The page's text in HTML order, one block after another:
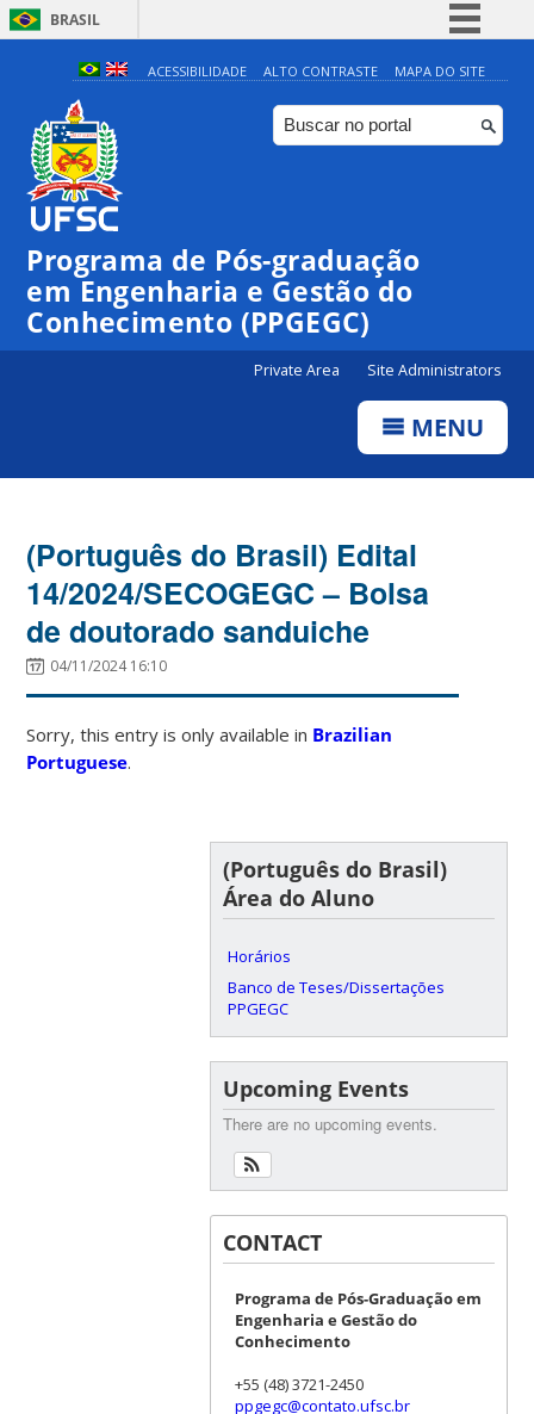
BRASIL
Simplifique!
Comunica BR
Participe
Canais
ACESSIBILIDADE ALTO CONTRASTE MAPA DO SITE
Programa de Pós-graduação
em Engenharia e Gestão do
Conhecimento (PPGEGC)
Private Area Site Administrators
MENU
(Português do Brasil) Edital
14/2024/SECOGEGC – Bolsa
de doutorado sanduiche
04/11/2024 16:10
Sorry, this entry is only available in Brazilian
Portuguese.
(Português do Brasil)
Área do Aluno
Horários
Banco de Teses/Dissertações
PPGEGC
Upcoming Events
There are no upcoming events.
CONTACT
Programa de Pós-Graduação em
Engenharia e Gestão do
Conhecimento
+55 (48) 3721-2450
ppgegc@contato.ufsc.br